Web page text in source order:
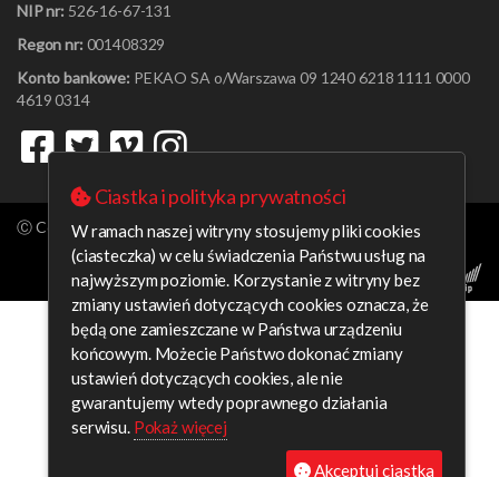
NIP nr: 526-16-67-131
Regon nr: 001408329
Konto bankowe: PEKAO SA o/Warszawa 09 1240 6218 1111 0000
4619 0314
Ⓒ Copyright aleksanderb 2026. All rights reserved.
Ciastka i polityka prywatności
W ramach naszej witryny stosujemy pliki cookies
(ciasteczka) w celu świadczenia Państwu usług na
najwyższym poziomie. Korzystanie z witryny bez
zmiany ustawień dotyczących cookies oznacza, że
będą one zamieszczane w Państwa urządzeniu
końcowym. Możecie Państwo dokonać zmiany
ustawień dotyczących cookies, ale nie
gwarantujemy wtedy poprawnego działania
serwisu. Pokaż więcej
Akceptuj ciastka